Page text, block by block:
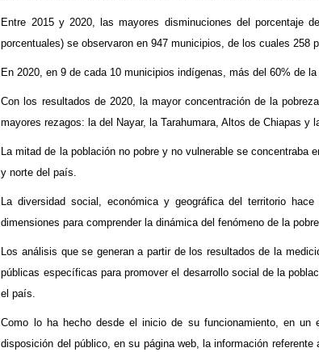
Entre 2015 y 2020, las mayores disminuciones del porcentaje
porcentuales) se observaron en 947 municipios, de los cuales 258
En 2020, en 9 de cada 10 municipios indígenas, más del 60% de
Con los resultados de 2020, la mayor concentración de la
mayores rezagos: la del Nayar, la Tarahumara, Altos de Chiapas y
La mitad de la población no pobre y no vulnerable se
y norte del país.
La diversidad social, económica y geográfica del territorio
dimensiones para comprender la dinámica del fenómeno de la
Los análisis que se generan a partir de los resultados de la
públicas específicas para promover el desarrollo social de la
el país.
Como lo ha hecho desde el inicio de su funcionamiento, en un
disposición del público, en su página web, la información